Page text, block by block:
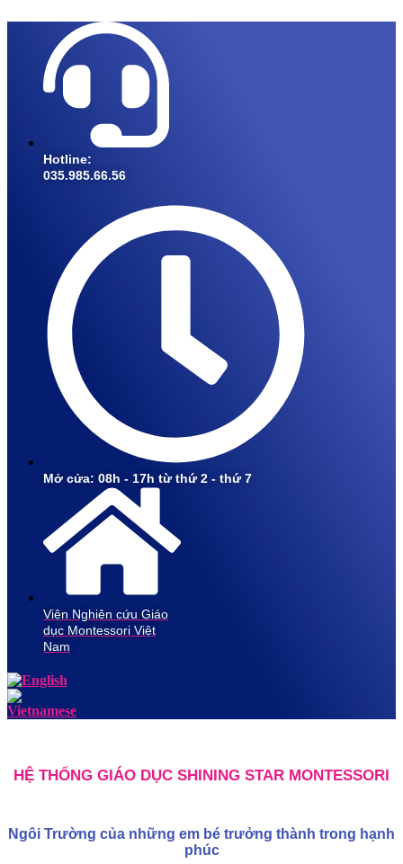
Hotline:
035.985.66.56
Mở cửa: 08h - 17h từ thứ 2 - thứ 7
Viện Nghiên cứu Giáo
dục Montessori Việt
Nam
HỆ THỐNG GIÁO DỤC SHINING STAR MONTESSORI
Ngôi Trường của những em bé trưởng thành trong hạnh
phúc